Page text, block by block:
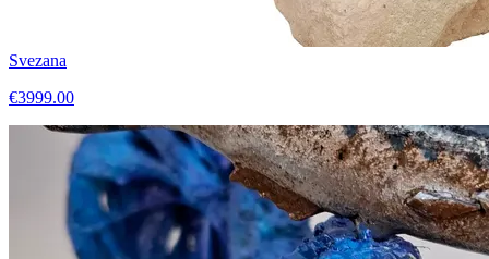
Svezana
€3999.00